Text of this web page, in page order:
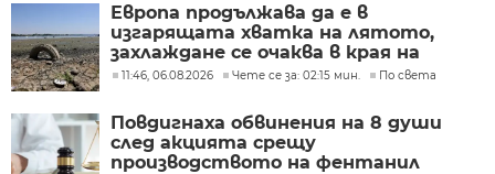
Европа продължава да е в
изгарящата хватка на лятото,
захлаждане се очаква в края на
седмицата
11:46, 06.08.2026 Чете се за: 02:15 мин. По света
Повдигнаха обвинения на 8 души
след акцията срещу
производството на фентанил